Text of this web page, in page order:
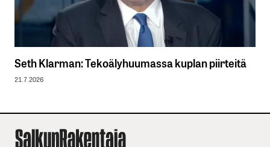
Seth Klarman: Tekoälyhuumassa kuplan piirteitä
21.7.2026